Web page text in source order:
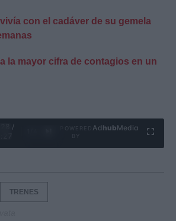
con el cadáver de su gemela
la mayor cifra de contagios en un
/
Ad hubMedia
TRENES